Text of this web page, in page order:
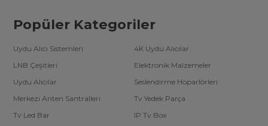
Popüler Kategoriler
Uydu Alıcı Sistemleri
4K Uydu Alıcılar
LNB Çeşitleri
Elektronik Malzemeler
Uydu Alıcılar
Seslendirme Hoparlörleri
Merkezi Anten Santralleri
Tv Yedek Parça
Tv Led Bar
IP Tv Box